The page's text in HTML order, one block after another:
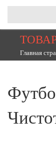
Главная